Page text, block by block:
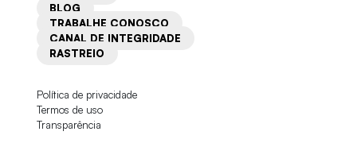
BLOG
TRABALHE CONOSCO
CANAL DE INTEGRIDADE
RASTREIO
Política de privacidade
Termos de uso
Transparência